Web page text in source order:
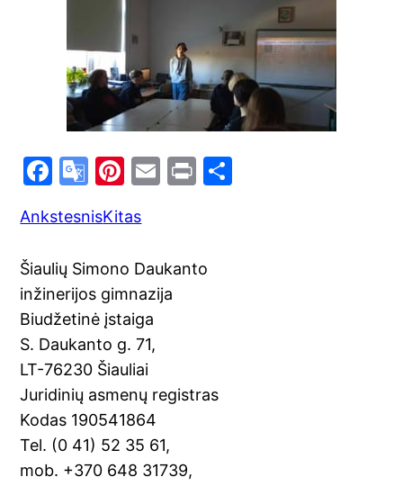
F
c
e
b
o
o
k
G
o
gl
e
Tr
a
n
sl
at
e
Pi
er
e
st
E
l
Pr
AnkstesnisKitas
Šiaulių Simono Daukanto
inžinerijos gimnazija
Biudžetinė įstaiga
S. Daukanto g. 71,
LT-76230 Šiauliai
Juridinių asmenų registras
Kodas 190541864
Tel. (0 41) 52 35 61,
mob. +370 648 31739,